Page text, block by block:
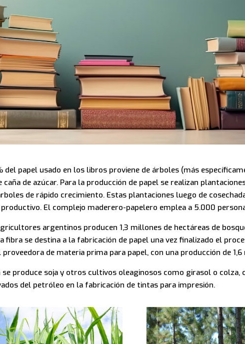
del papel usado en los libros proviene de árboles (más
de azúcar. Para la producción de papel se realizan
de rápido crecimiento. Estas plantaciones luego de
El complejo maderero-papelero emplea a 5.000
argentinos producen 1,3 millones de hectáreas de
fibra se destina a la fabricación de papel una vez finalizado el
proveedora de materia prima para papel, con una producción de
produce soja y otros cultivos oleaginosos como girasol o colza,
del petróleo en la fabricación de tintas para impresión.